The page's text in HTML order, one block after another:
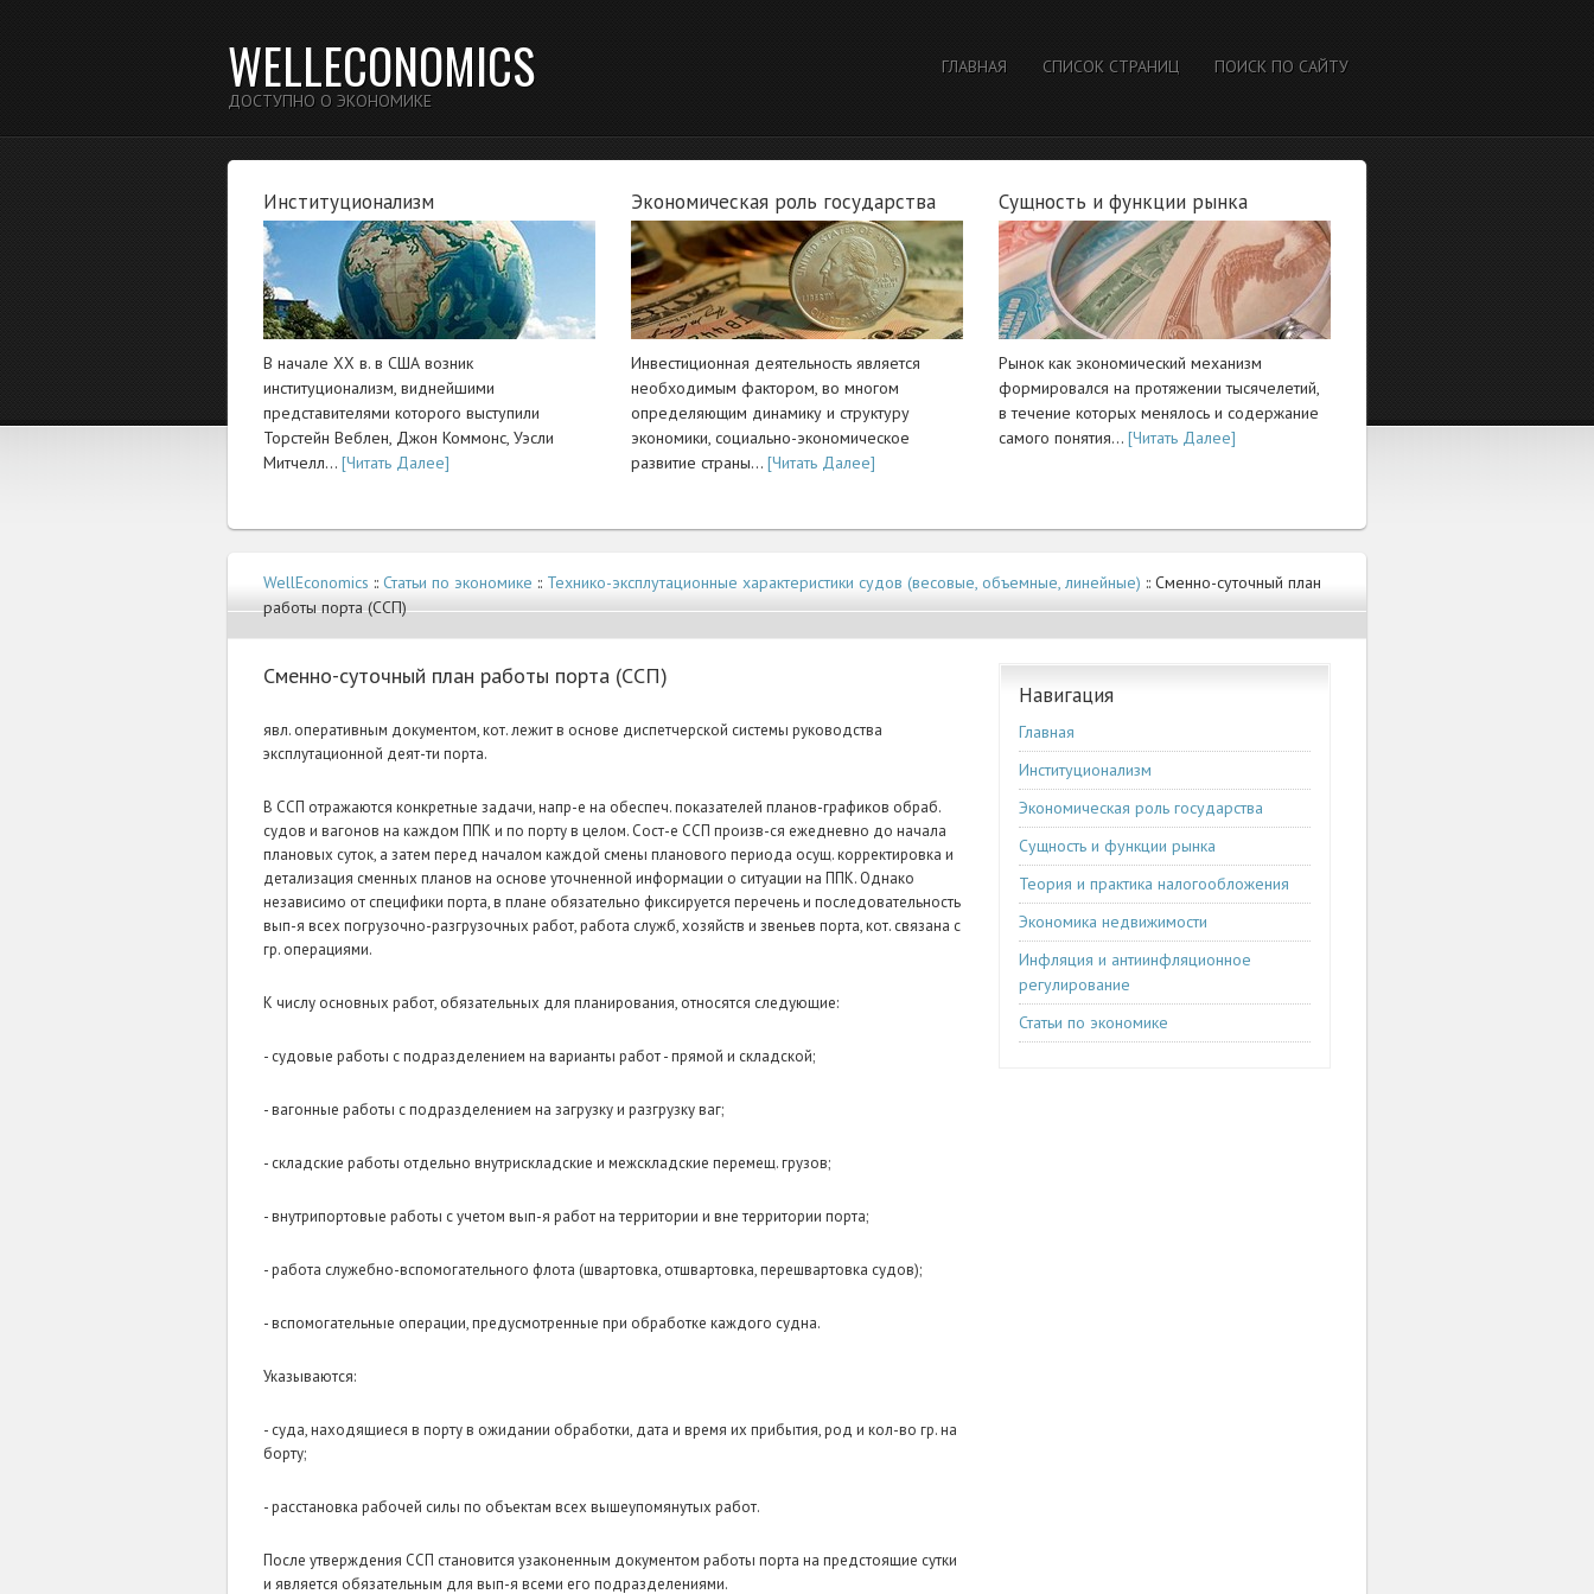
WELLECONOMICS
ДОСТУПНО О ЭКОНОМИКЕ
ГЛАВНАЯ СПИСОК СТРАНИЦ ПОИСК ПО САЙТУ
Институционализм
В начале XX в. в США возник
институционализм, виднейшими
представителями которого выступили
Торстейн Веблен, Джон Коммонс, Уэсли
Митчелл… [Читать Далее]
Экономическая роль государства
Инвестиционная деятельность является
необходимым фактором, во многом
определяющим динамику и структуру
экономики, социально-экономическое
развитие страны… [Читать Далее]
Сущность и функции рынка
Рынок как экономический механизм
формировался на протяжении тысячелетий,
в течение которых менялось и содержание
самого понятия… [Читать Далее]
WellEconomics :: Статьи по экономике :: Технико-эксплутационные характеристики судов (весовые, объемные, линейные) :: Сменно-суточный план
работы порта (ССП)
Сменно-суточный план работы порта (ССП)
явл. оперативным документом, кот. лежит в основе диспетчерской системы руководства
эксплутационной деят-ти порта.
В ССП отражаются конкретные задачи, напр-е на обеспеч. показателей планов-графиков обраб.
судов и вагонов на каждом ППК и по порту в целом. Сост-е ССП произв-ся ежедневно до начала
плановых суток, а затем перед началом каждой смены планового периода осущ. корректировка и
детализация сменных планов на основе уточненной информации о ситуации на ППК. Однако
независимо от специфики порта, в плане обязательно фиксируется перечень и последовательность
вып-я всех погрузочно-разгрузочных работ, работа служб, хозяйств и звеньев порта, кот. связана с
гр. операциями.
К числу основных работ, обязательных для планирования, относятся следующие:
- судовые работы с подразделением на варианты работ - прямой и складской;
- вагонные работы с подразделением на загрузку и разгрузку ваг;
- складские работы отдельно внутрискладские и межскладские перемещ. грузов;
- внутрипортовые работы с учетом вып-я работ на территории и вне территории порта;
- работа служебно-вспомогательного флота (швартовка, отшвартовка, перешвартовка судов);
- вспомогательные операции, предусмотренные при обработке каждого судна.
Указываются:
- суда, находящиеся в порту в ожидании обработки, дата и время их прибытия, род и кол-во гр. на
борту;
- расстановка рабочей силы по объектам всех вышеупомянутых работ.
После утверждения ССП становится узаконенным документом работы порта на предстоящие сутки
и является обязательным для вып-я всеми его подразделениями.
Навигация
Главная
Институционализм
Экономическая роль государства
Сущность и функции рынка
Теория и практика налогообложения
Экономика недвижимости
Инфляция и антиинфляционное
регулирование
Статьи по экономике